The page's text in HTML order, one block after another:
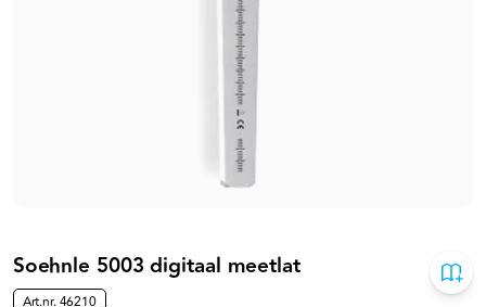
Soehnle 5003 digitaal meetlat
Art.nr.46210